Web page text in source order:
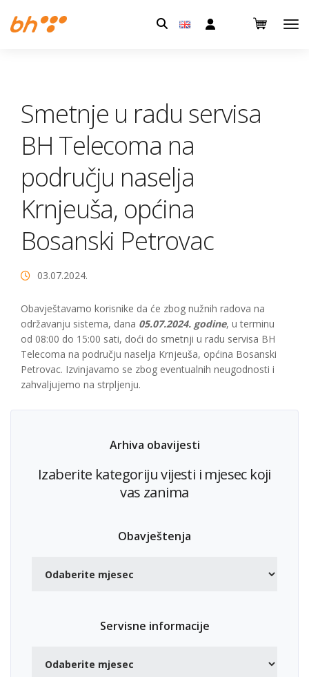
Pretraga:
Smetnje u radu servisa
BH Telecoma na
području naselja
Krnjeuša, općina
Bosanski Petrovac
03.07.2024.
Obavještavamo korisnike da će zbog nužnih radova na
održavanju sistema, dana 05.07.2024. godine, u terminu
od 08:00 do 15:00 sati, doći do smetnji u radu servisa BH
Telecoma na području naselja Krnjeuša, općina Bosanski
Petrovac. Izvinjavamo se zbog eventualnih neugodnosti i
zahvaljujemo na strpljenju.
Arhiva obavijesti
Izaberite kategoriju vijesti i mjesec koji
vas zanima
Obavještenja
Servisne informacije